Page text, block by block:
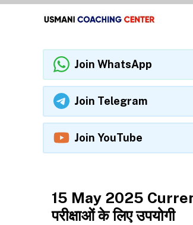
Join WhatsApp
Join Telegram
Join YouTube
15 May 2025
परीक्षाओं के लिए उपयोगी